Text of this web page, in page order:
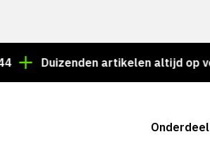
artikelen altijd op